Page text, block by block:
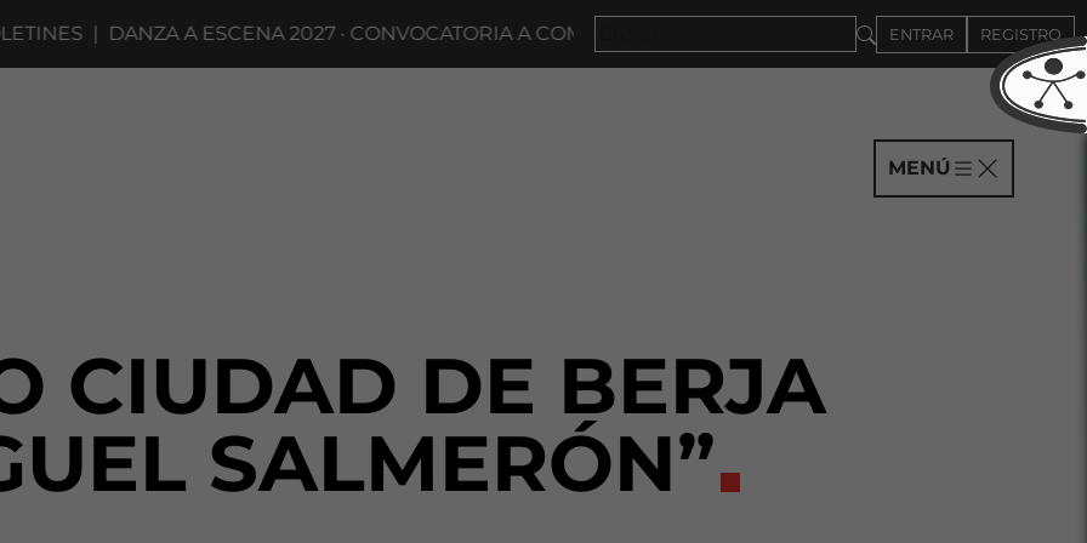
|DANZA A ESCENA 2027 · CONVOCATORIA A COMPAÑÍAS HASTA EL 4DE SEPTIEMBREENTRAR REGISTRO
MENÚ
CIUDAD DE BERJA
SALMERÓN”